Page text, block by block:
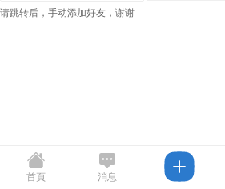
请跳转后，手动添加好友，谢谢
首頁 消息